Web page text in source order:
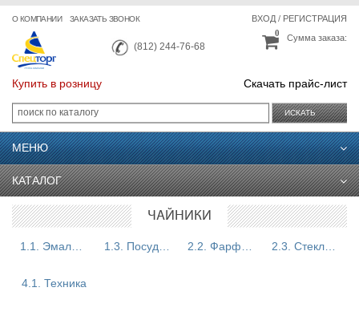
О КОМПАНИИ ЗАКАЗАТЬ ЗВОНОК
(812) 244-76-68
ВХОД/ РЕГИСТРАЦИЯ
Сумма заказа:
0
Купить в розницу Скачать прайс-лист
ИСКАТЬ
МЕНЮ
КАТАЛОГ
ЧАЙНИКИ
2.3. Стекло, хрусталь
4.1. Техника